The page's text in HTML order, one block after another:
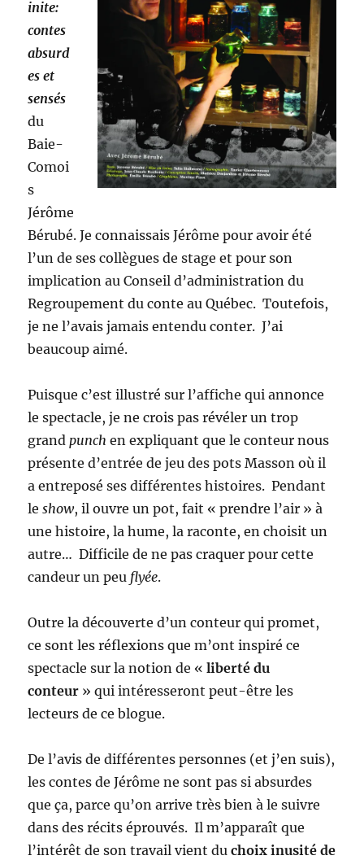
inite:
contes
absurd
es et
sensés
du
Baie-
Comoi
s
Jérôme
Bérubé. Je connaissais Jérôme pour avoir été
l’un de ses collègues de stage et pour son
implication au Conseil d’administration du
Regroupement du conte au Québec. Toutefois,
je ne l’avais jamais entendu conter. J’ai
beaucoup aimé.
Puisque c’est illustré sur l’affiche qui annonce
le spectacle, je ne crois pas révéler un trop
grandpunch en expliquant que le conteur nous
présente d’entrée de jeu des pots Masson où il
a entreposé ses différentes histoires. Pendant
leshow, il ouvre un pot, fait « prendre l’air » à
une histoire, la hume, la raconte, en choisit un
autre… Difficile de ne pas craquer pour cette
candeur un peu flyée.
Outre la découverte d’un conteur qui promet,
ce sont les réflexions que m’ont inspiré ce
spectacle sur la notion de «liberté du
conteur » qui intéresseront peut-être les
lecteurs de ce blogue.
De l’avis de différentes personnes (et j’en suis),
les contes de Jérôme ne sont pas si absurdes
que ça, parce qu’on arrive très bien à le suivre
dans des récits éprouvés. Il m’apparaît que
l’intérêt de son travail vient duchoix inusité de